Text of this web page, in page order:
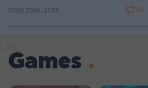
07.08.2026, 21:54 33
Games